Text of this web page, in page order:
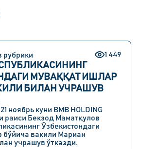
рубрики 1 449
МУВАҚҚАТ ИШЛАР
БИЛАН УЧРАШУВ
ноябрь куни BMB HOLDING
раиси Бекзод Маматқулов
Ўзбекистондаги
бўйича вакили Мариан
учрашув ўтказди.